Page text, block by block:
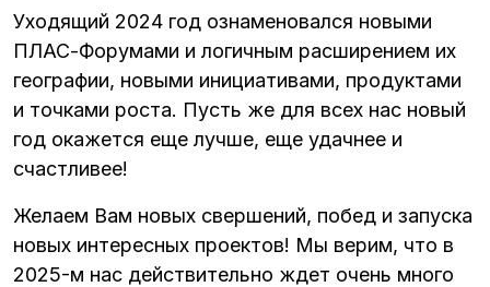
Уходящий 2024 год ознаменовался новыми
ПЛАС-Форумами и логичным расширением их
географии, новыми инициативами, продуктами
и точками роста. Пусть же для всех нас новый
год окажется еще лучше, еще удачнее и
счастливее!
Желаем Вам новых свершений, побед и запуска
новых интересных проектов! Мы верим, что в
2025-м нас действительно ждет очень много